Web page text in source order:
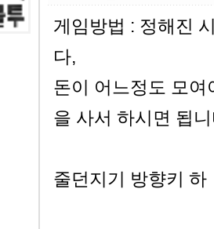
게임방법 : 정해진
다,
돈이 어느정도 모
을 사서 하시면 됩
줄던지기 방향키 하